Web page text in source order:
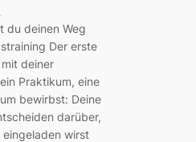
du deinen Weg
Der erste
deiner
Praktikum, eine
bewirbst: Deine
darüber,
wirst